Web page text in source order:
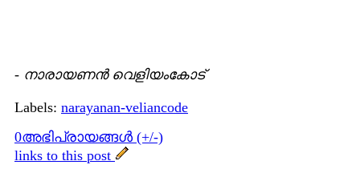
- നാരായണന്‍ വെളിയംകോട്
Labels: narayanan-veliancode
0അഭിപ്രായങ്ങള്‍ (+/-)
links to this post